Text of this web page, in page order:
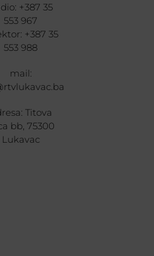
+387 35
553 967
+387 35
553 988
mail:
Titova
bb, 75300
Lukavac